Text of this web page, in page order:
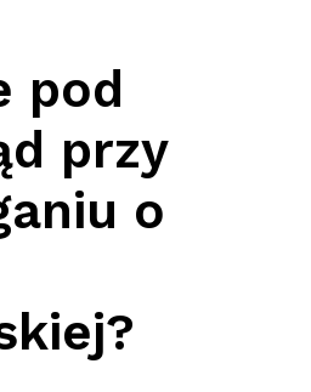
pod
przy
o